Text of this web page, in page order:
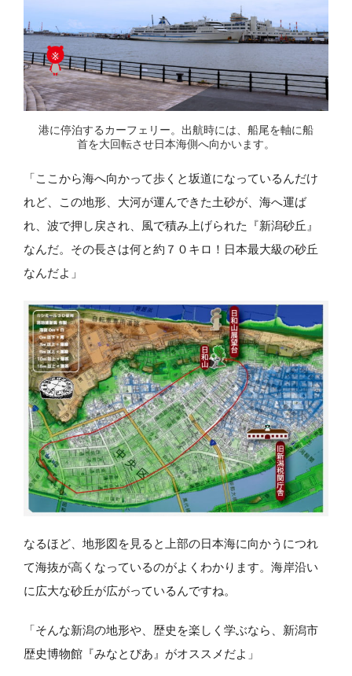
港に停泊するカーフェリー。出航時には、船尾を軸に船
首を大回転させ日本海側へ向かいます。
「ここから海へ向かって歩くと坂道になっているんだけ
れど、この地形、大河が運んできた土砂が、海へ運ば
れ、波で押し戻され、風で積み上げられた『新潟砂丘』
なんだ。その長さは何と約７０キロ！日本最大級の砂丘
なんだよ」
なるほど、地形図を見ると上部の日本海に向かうにつれ
て海抜が高くなっているのがよくわかります。海岸沿い
に広大な砂丘が広がっているんですね。
「そんな新潟の地形や、歴史を楽しく学ぶなら、新潟市
歴史博物館『みなとぴあ』がオススメだよ」